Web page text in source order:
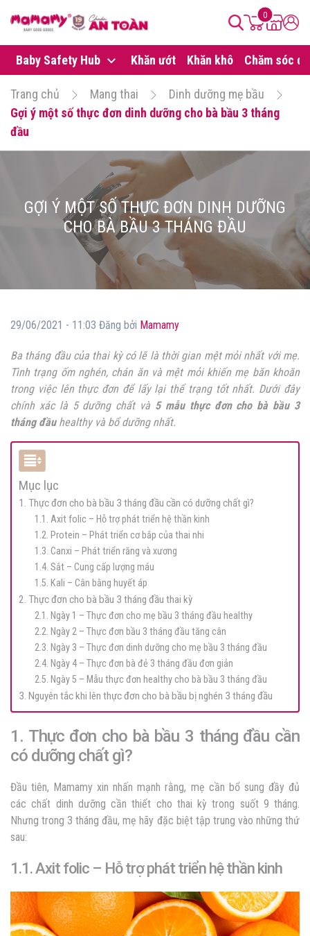
0
Baby Safety Hub Khăn ướt Khăn khô Chăm sóc da
Trang chủ Mang thai
Dinh dưỡng mẹ bầu
Gợi ý một số thực đơn dinh dưỡng cho bà bầu 3 tháng
đầu
GỢI Ý MỘT SỐ THỰC ĐƠN DINH DƯỠNG
CHO BÀ BẦU 3 THÁNG ĐẦU
29/06/2021 - 11:03 Đăng bởi Mamamy
Ba tháng đầu của thai kỳ có lẽ là thời gian mệt mỏi nhất với mẹ.
Tình trạng ốm nghén, chán ăn và mệt mỏi khiến mẹ băn khoăn
trong việc lên thực đơn để lấy lại thể trạng tốt nhất. Dưới đây
chính xác là 5 dưỡng chất và 5 mẫu thực đơn cho bà bầu 3
tháng đầuhealthy và bổ dưỡng nhất.
Mục lục
1. Thực đơn cho bà bầu 3 tháng đầu cần có dưỡng chất gì?
1.1. Axit folic – Hỗ trợ phát triển hệ thần kinh
1.2. Protein – Phát triển cơ bắp của thai nhi
1.3. Canxi – Phát triển răng và xương
1.4. Sắt – Cung cấp lượng máu
1.5. Kali – Cân bằng huyết áp
2. Thực đơn cho bà bầu 3 tháng đầu thai kỳ
2.1. Ngày 1 – Thực đơn cho mẹ bầu 3 tháng đầu healthy
2.2. Ngày 2 – Thực đơn bầu 3 tháng đầu tăng cân
2.3. Ngày 3 – Thực đơn dinh dưỡng cho mẹ bầu 3 tháng đầu
2.4. Ngày 4 – Thực đơn bà đẻ 3 tháng đầu đơn giản
2.5. Ngày 5 – Mẫu thực đơn healthy cho bà bầu 3 tháng đầu
3. Nguyên tắc khi lên thực đơn cho bà bầu bị nghén 3 tháng đầu
1. Thực đơn cho bà bầu 3 tháng đầu cần
có dưỡng chất gì?
Đầu tiên, Mamamy xin nhấn mạnh rằng, mẹ cần bổ sung đầy đủ
các chất dinh dưỡng cần thiết cho thai kỳ trong suốt 9 tháng.
Nhưng trong 3 tháng đầu, mẹ hãy đặc biệt tập trung vào những thứ
sau:
1.1. Axit folic – Hỗ trợ phát triển hệ thần kinh